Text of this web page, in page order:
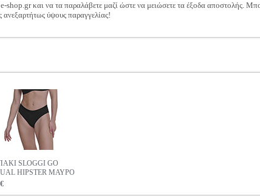
shop.gr και να τα παραλάβετε μαζί ώστε να μειώσετε τα έξοδα αποστολής.
ύψους παραγγελίας!
SLOGGI GO
HIPSTER ΜΑΥΡΟ